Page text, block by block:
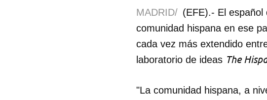
MADRID/ (EFE).- El
comunidad hispana en ese
cada vez más extendido
laboratorio de ideas The
"La comunidad hispana, a